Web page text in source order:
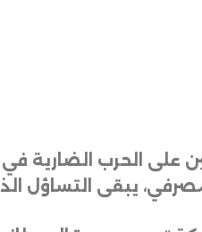
على الحرب الضارية
يبقى التساؤل